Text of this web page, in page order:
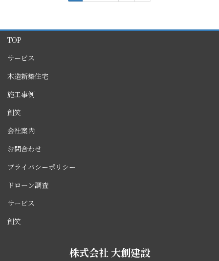
ペ
ー
ジ
送
り
ー
ー
ー
TOP
サービス
木造新築住宅
施工事例
創笑
会社案内
お問合わせ
プライバシーポリシー
ドローン調査
サービス
創笑
株式会社 大創建設